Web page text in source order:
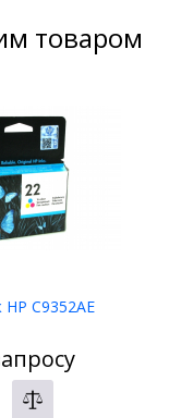
товаром
C9352AE